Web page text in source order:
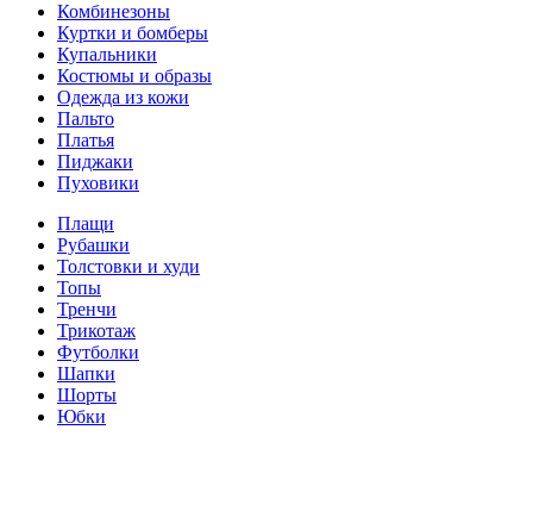
Комбинезоны
Куртки и бомберы
Купальники
Костюмы и образы
Одежда из кожи
Пальто
Платья
Пиджаки
Пуховики
Плащи
Рубашки
Толстовки и худи
Топы
Тренчи
Трикотаж
Футболки
Шапки
Шорты
Юбки